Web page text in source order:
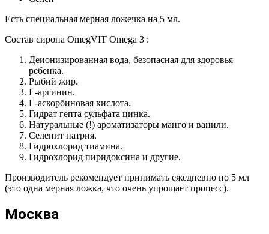
Есть специальная мерная ложечка на 5 мл.
Состав сиропа OmegVIT Omega 3 :
Деионизированная вода, безопасная для здоровья
ребенка.
Рыбий жир.
L-аргинин.
L-аскорбиновая кислота.
Гидрат гепта сульфата цинка.
Натуральные (!) ароматизаторы манго и ванили.
Селенит натрия.
Гидрохлорид тиамина.
Гидрохлорид пиридоксина и другие.
Производитель рекомендует принимать ежедневно по 5 мл
(это одна мерная ложка, что очень упрощает процесс).
Москва